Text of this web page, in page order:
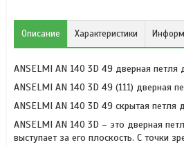
Описание Характеристики
ANSELMI AN 140 3D 49 дверная
ANSELMI AN 140 3D 49 (111) дверная
ANSELMI AN 140 3D 49 скрытая петля
ANSELMI AN 140 3D – это дверная
выступает за его плоскость. С точки